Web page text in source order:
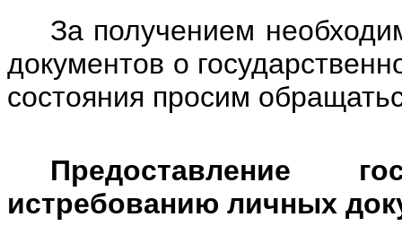
За получением
документов о
состояния просим
Предоставление
истребованию личных